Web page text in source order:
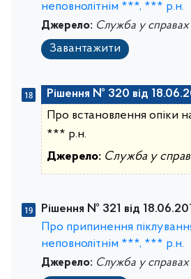
неповнолітнім ***, *** р.н.
Джерело: Служба у справах
Завантажити
Рішення № 320 від
Про встановлення опіки
*** р.н.
Джерело: Служба у
Рішення № 321 від
Про припинення
неповнолітнім ***, *** р.н.
Джерело: Служба у справах